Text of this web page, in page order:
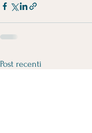
Post recenti